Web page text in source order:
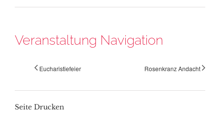
Veranstaltung Navigation
Eucharistiefeier Rosenkranz Andacht
Seite Drucken